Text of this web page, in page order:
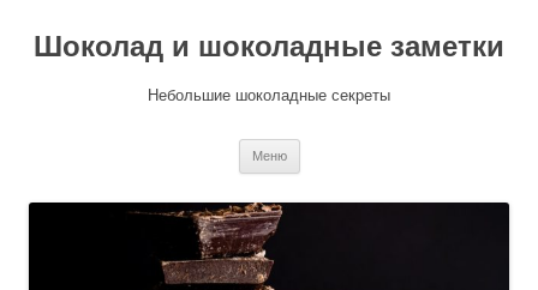
Шоколад и шоколадные заметки
Небольшие шоколадные секреты
Меню